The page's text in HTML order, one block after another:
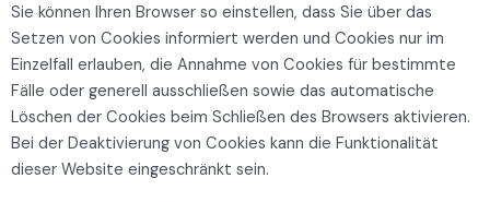
Sie können Ihren Browser so einstellen, dass Sie über das
Setzen von Cookies informiert werden und Cookies nur im
Einzelfall erlauben, die Annahme von Cookies für bestimmte
Fälle oder generell ausschließen sowie das automatische
Löschen der Cookies beim Schließen des Browsers aktivieren.
Bei der Deaktivierung von Cookies kann die Funktionalität
dieser Website eingeschränkt sein.